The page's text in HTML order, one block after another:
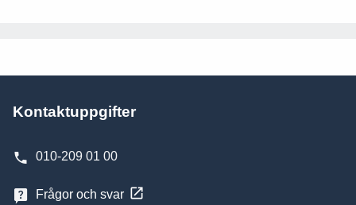
Kontaktuppgifter
010-209 01 00
Frågor och svar